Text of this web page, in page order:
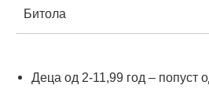
Битола
Деца од 2-11,99 год – попуст